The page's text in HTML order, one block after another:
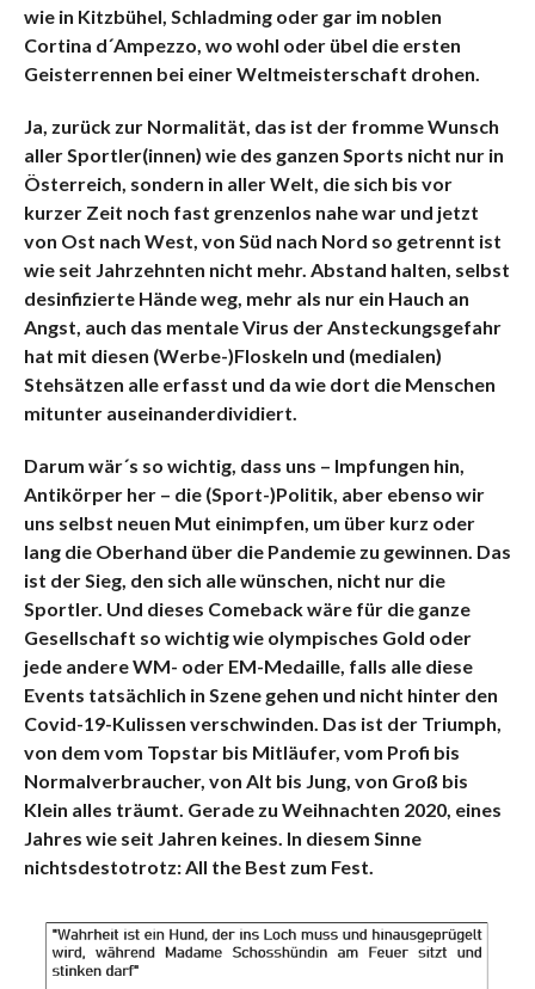
wie in Kitzbühel, Schladming oder gar im noblen
Cortina d´Ampezzo, wo wohl oder übel die ersten
Geisterrennen bei einer Weltmeisterschaft drohen.
Ja, zurück zur Normalität, das ist der fromme Wunsch
aller Sportler(innen) wie des ganzen Sports nicht nur in
Österreich, sondern in aller Welt, die sich bis vor
kurzer Zeit noch fast grenzenlos nahe war und jetzt
von Ost nach West, von Süd nach Nord so getrennt ist
wie seit Jahrzehnten nicht mehr. Abstand halten, selbst
desinfizierte Hände weg, mehr als nur ein Hauch an
Angst, auch das mentale Virus der Ansteckungsgefahr
hat mit diesen (Werbe-)Floskeln und (medialen)
Stehsätzen alle erfasst und da wie dort die Menschen
mitunter auseinanderdividiert.
Darum wär´s so wichtig, dass uns – Impfungen hin,
Antikörper her – die (Sport-)Politik, aber ebenso wir
uns selbst neuen Mut einimpfen, um über kurz oder
lang die Oberhand über die Pandemie zu gewinnen. Das
ist der Sieg, den sich alle wünschen, nicht nur die
Sportler. Und dieses Comeback wäre für die ganze
Gesellschaft so wichtig wie olympisches Gold oder
jede andere WM- oder EM-Medaille, falls alle diese
Events tatsächlich in Szene gehen und nicht hinter den
Covid-19-Kulissen verschwinden. Das ist der Triumph,
von dem vom Topstar bis Mitläufer, vom Profi bis
Normalverbraucher, von Alt bis Jung, von Groß bis
Klein alles träumt. Gerade zu Weihnachten 2020, eines
Jahres wie seit Jahren keines. In diesem Sinne
nichtsdestotrotz: All the Best zum Fest.